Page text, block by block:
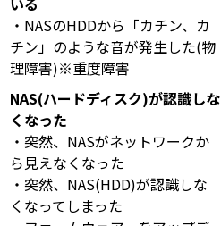
・NASのHDDから「カチン、カ
チン」のような音が発生した(物
理障害)※重度障害
NAS(ハードディスク)が認識しな
くなった
・突然、NASがネットワークか
ら見えなくなった
・突然、NAS(HDD)が認識しな
くなってしまった